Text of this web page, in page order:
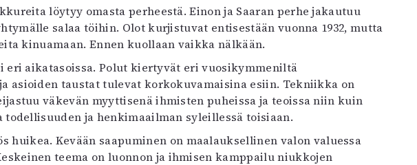
löytyy omasta perheestä. Einon ja Saaran perhe jakautuu
salaa töihin. Olot kurjistuvat entisestään vuonna 1932, mutta
kinuamaan. Ennen kuollaan vaikka nälkään.
eri aikatasoissa. Polut kiertyvät eri vuosikymmeniltä
asioiden taustat tulevat korkokuvamaisina esiin. Tekniikka on
väkevän myyttisenä ihmisten puheissa ja teoissa niin kuin
ja henkimaailman syleillessä toisiaan.
huikea. Kevään saapuminen on maalauksellinen valon valuessa
teema on luonnon ja ihmisen kamppailu niukkojen